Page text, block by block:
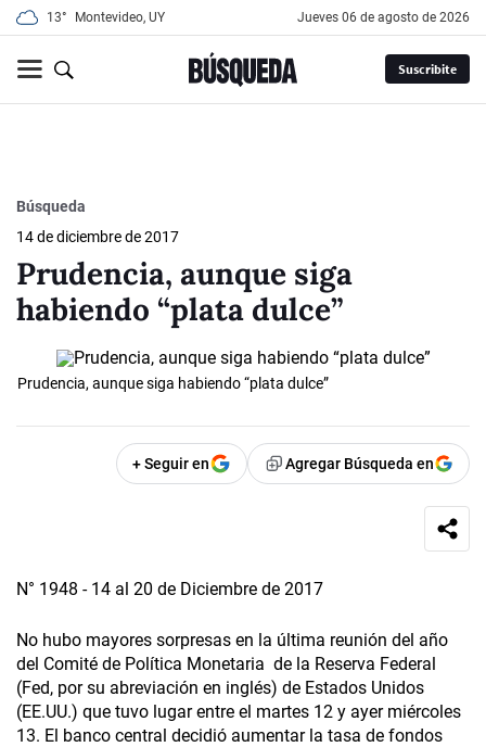
13° Montevideo, UY jueves 06 de agosto de 2026
Suscribite
Búsqueda
14 de diciembre de 2017
Prudencia, aunque siga
habiendo “plata dulce”
Prudencia, aunque siga habiendo “plata dulce”
+ Seguir en Agregar Búsqueda en
N° 1948 - 14 al 20 de Diciembre de 2017
No hubo mayores sorpresas en la última reunión del año
del Comité de Política Monetaria de la Reserva Federal
(Fed, por su abreviación en inglés) de Estados Unidos
(EE.UU.) que tuvo lugar entre el martes 12 y ayer miércoles
13. El banco central decidió aumentar la tasa de fondos